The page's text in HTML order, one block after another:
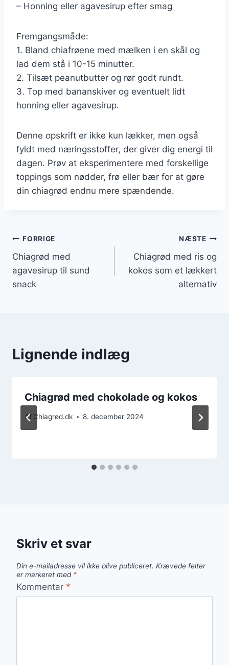
– Honning eller agavesirup efter smag
Fremgangsmåde:
1. Bland chiafrøene med mælken i en skål og
lad dem stå i 10-15 minutter.
2. Tilsæt peanutbutter og rør godt rundt.
3. Top med bananskiver og eventuelt lidt
honning eller agavesirup.
Denne opskrift er ikke kun lækker, men også
fyldt med næringsstoffer, der giver dig energi til
dagen. Prøv at eksperimentere med forskellige
toppings som nødder, frø eller bær for at gøre
din chiagrød endnu mere spændende.
Indlægsnavigation
FORRIGE
Chiagrød med
agavesirup til sund
snack
NÆSTE
Chiagrød med ris og
kokos som et lækkert
alternativ
Lignende indlæg
Chiagrød med chokolade og kokos
Af Chiagrød.dk 8. december 2024
Skriv et svar
Din e-mailadresse vil ikke blive publiceret. Krævede felter
er markeret med *
Kommentar *